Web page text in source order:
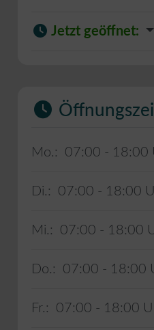
Jetzt geöffnet:
Mo.: 07:00 - 18:00
Di.: 07:00 - 18:00
Mi.: 07:00 - 18:00
Do.: 07:00 - 18:00
Fr.: 07:00 - 18:00